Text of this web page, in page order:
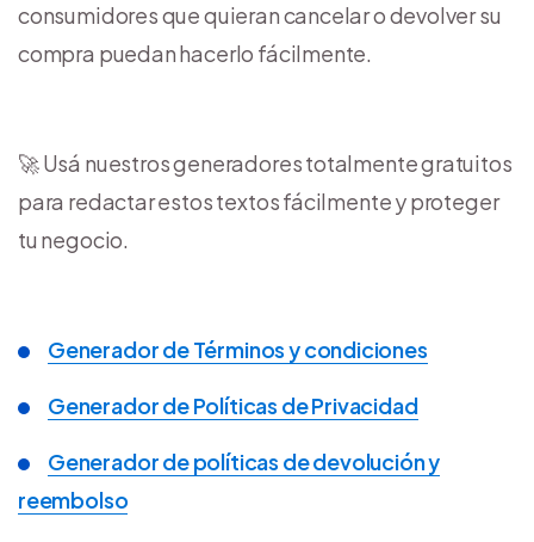
consumidores que quieran cancelar o devolver su
compra puedan hacerlo fácilmente.
🚀​ Usá nuestros generadores totalmente gratuitos
para redactar estos textos fácilmente y proteger
tu negocio.
Generador de Términos y condiciones
Generador de Políticas de Privacidad
Generador de políticas de devolución y
reembolso